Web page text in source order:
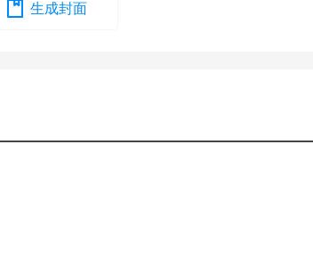
生成封面